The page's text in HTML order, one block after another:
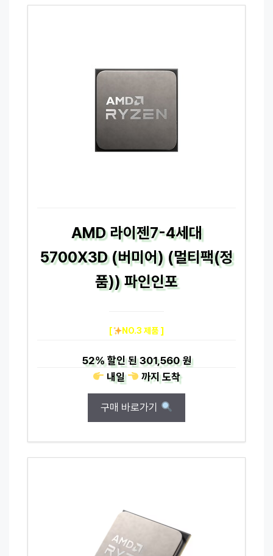
AMD 라이젠7-4세대
5700X3D (버미어) (멀티팩(정
품)) 파인인포
[ NO.3 제품 ]
52%할인 된301,560 원
내일
까지도착
구매 바로가기